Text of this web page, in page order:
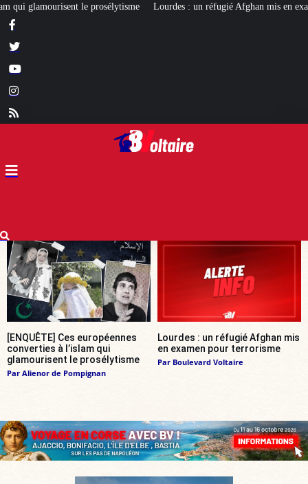
Lourdes : un réfugié Afghan mis en examen pour terrorisme Les
[ENQUÊTE] Ces européennes
converties à l’islam qui
glamourisent le prosélytisme
Par Alienor de Pompignan
Lourdes : un réfugié Afghan mis
en examen pour terrorisme
Par Boulevard Voltaire